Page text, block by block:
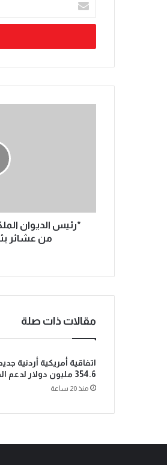
*رئيس الديوان
من عشائر
مقالات ذات صلة
اتفاقية أمريكية أردنية
354.6 مليون دولار لدعم المملكة
منذ 20 ساعة